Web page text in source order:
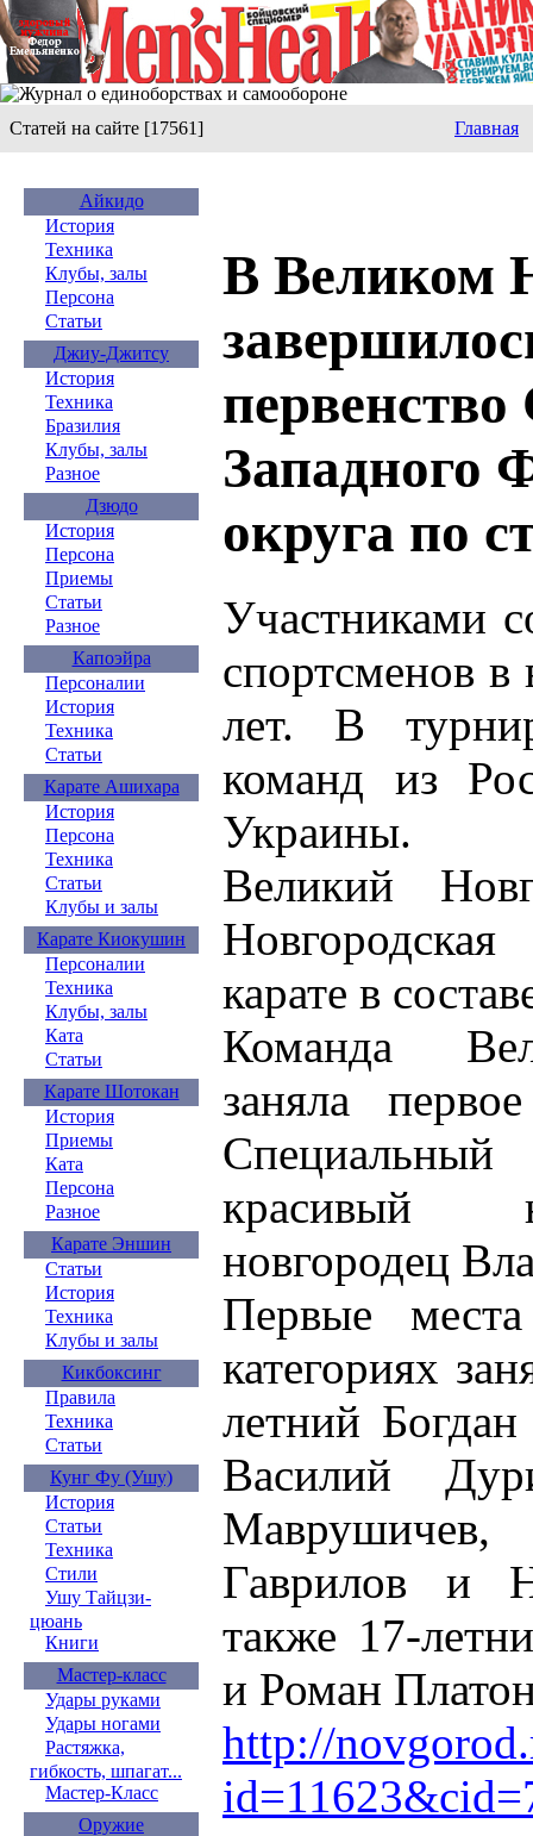
Статей на сайте [17561] Главная
Айкидо
История
Техника
Клубы, залы
Персона
Статьи
Джиу-Джитсу
История
Техника
Бразилия
Клубы, залы
Разное
Дзюдо
История
Персона
Приемы
Статьи
Разное
Капоэйра
Персоналии
История
Техника
Статьи
Карате Ашихара
История
Персона
Техника
Статьи
Клубы и залы
Карате Киокушин
Персоналии
Техника
Клубы, залы
Ката
Статьи
Карате Шотокан
История
Приемы
Ката
Персона
Разное
Карате Эншин
Статьи
История
Техника
Клубы и залы
Кикбоксинг
Правила
Техника
Статьи
Кунг Фу (Ушу)
История
Статьи
Техника
Стили
Ушу Тайцзи-
цюань
Книги
Мастер-класс
Удары руками
Удары ногами
Растяжка,
гибкость, шпагат...
Мастер-Класс
Оружие
В Великом
первенство
Западного
округа по
Участниками
спортсменов в
лет. В
команд из
Украины.
Великий
карате в
Команда
заняла
красивый
новгородец
Первые
категориях
летний
Василий
Маврушичев,
Гаврилов и
также 17-
и Роман
http://